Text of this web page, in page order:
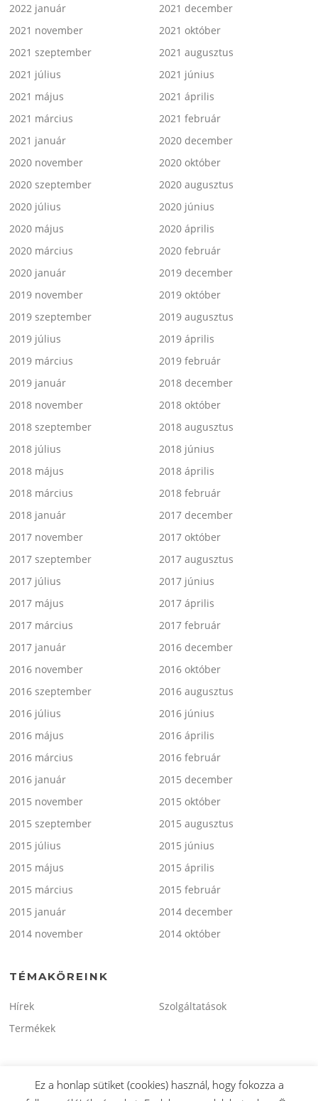
2022 január
2021 december
2021 november
2021 október
2021 szeptember
2021 augusztus
2021 július
2021 június
2021 május
2021 április
2021 március
2021 február
2021 január
2020 december
2020 november
2020 október
2020 szeptember
2020 augusztus
2020 július
2020 június
2020 május
2020 április
2020 március
2020 február
2020 január
2019 december
2019 november
2019 október
2019 szeptember
2019 augusztus
2019 július
2019 április
2019 március
2019 február
2019 január
2018 december
2018 november
2018 október
2018 szeptember
2018 augusztus
2018 július
2018 június
2018 május
2018 április
2018 március
2018 február
2018 január
2017 december
2017 november
2017 október
2017 szeptember
2017 augusztus
2017 július
2017 június
2017 május
2017 április
2017 március
2017 február
2017 január
2016 december
2016 november
2016 október
2016 szeptember
2016 augusztus
2016 július
2016 június
2016 május
2016 április
2016 március
2016 február
2016 január
2015 december
2015 november
2015 október
2015 szeptember
2015 augusztus
2015 július
2015 június
2015 május
2015 április
2015 március
2015 február
2015 január
2014 december
2014 november
2014 október
TÉMAKÖREINK
Hírek
Szolgáltatások
Termékek
Ez a honlap sütiket (cookies) használ, hogy fokozza a